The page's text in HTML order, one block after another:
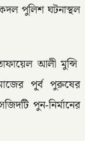
পুলিশ ঘটনাস্থল
আলী মুন্সি
পূ্র্ব পুরুষের
পুন-নির্মানের